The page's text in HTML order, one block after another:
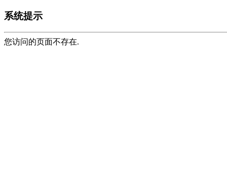
系统提示
您访问的页面不存在.